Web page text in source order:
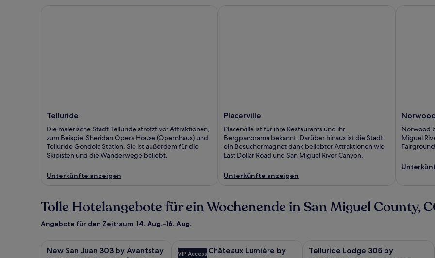
Telluride
Die malerische Stadt Telluride strotzt vor Attraktionen,
zum Beispiel Sheridan Opera House (Opernhaus) und
Telluride Gondola Station. Sie ist außerdem für die
Skipisten und die Wanderwege beliebt.
Unterkünfte anzeigen
Placerville
Placerville ist für ihre Restaurants und ihr
Bergpanorama bekannt. Darüber hinaus ist die Stadt
ein Besuchermagnet dank beliebter Attraktionen wie
Last Dollar Road und San Miguel River Canyon.
Unterkünfte anzeigen
Norwood
Norwood
Miguel
Tolle Hotelangebote für ein Wochenende in San Miguel County,
Angebote für den Zeitraum: 14. Aug.–16. Aug.
Bildergalerie
New San Juan 303 by Avantstay
Bildergalerie
VIP Access
Relais & Châteaux Lumière by
Bildergalerie
Telluride Lodge 305 by